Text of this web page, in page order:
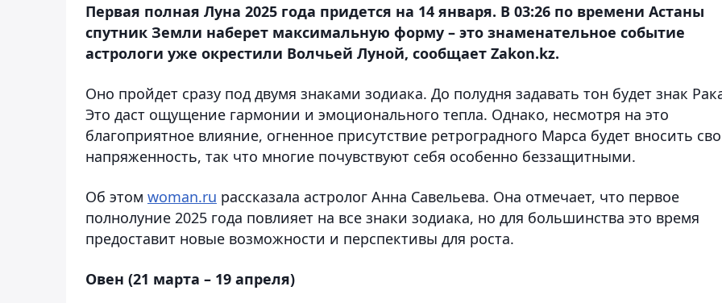
Первая полная Луна 2025 года придется на 14 января. В 03:26 по времени Астаны
спутник Земли наберет максимальную форму – это знаменательное событие
астрологи уже окрестили Волчьей Луной, сообщает Zakon.kz.
Оно пройдет сразу под двумя знаками зодиака. До полудня задавать тон будет знак
Это даст ощущение гармонии и эмоционального тепла. Однако, несмотря на это
благоприятное влияние, огненное присутствие ретроградного Марса будет вносить
напряженность, так что многие почувствуют себя особенно беззащитными.
Об этом woman.ru рассказала астролог Анна Савельева. Она отмечает, что первое
полнолуние 2025 года повлияет на все знаки зодиака, но для большинства это время
предоставит новые возможности и перспективы для роста.
Овен (21 марта – 19 апреля)